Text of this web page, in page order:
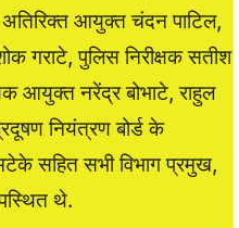
आयुक्त चंदन पाटिल,
गराटे, पुलिस निरीक्षक सतीश
आयुक्त नरेंद्र बोभाटे, राहुल
नियंत्रण बोर्ड के
सहित सभी विभाग प्रमुख,
थे.